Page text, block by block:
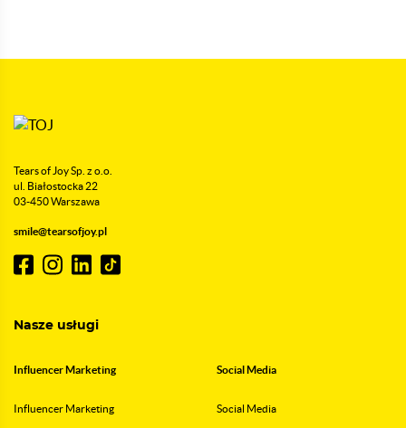
Tears of Joy Sp. z o.o.
ul. Białostocka 22
03-450 Warszawa
smile@tearsofjoy.pl
Nasze usługi
Influencer Marketing
Influencer Marketing
Social Media
Social Media